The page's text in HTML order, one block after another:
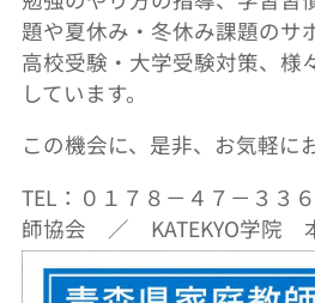
題や夏休み・冬休み課題のサ
高校受験・大学受験対策、様
しています。
この機会に、是非、お気軽に
TEL：０１７８－４７－３３
師協会 ／ KATEKYO学院